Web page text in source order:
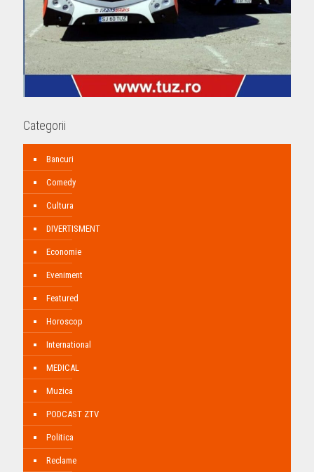
Categorii
Bancuri
Comedy
Cultura
DIVERTISMENT
Economie
Eveniment
Featured
Horoscop
International
MEDICAL
Muzica
PODCAST ZTV
Politica
Reclame